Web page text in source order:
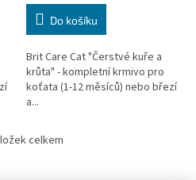
Do košíku
Brit Care Cat "Čerstvé kuře a
krůta" - kompletní krmivo pro
koťata (1-12 měsíců) nebo březí
a...
Ocelkem